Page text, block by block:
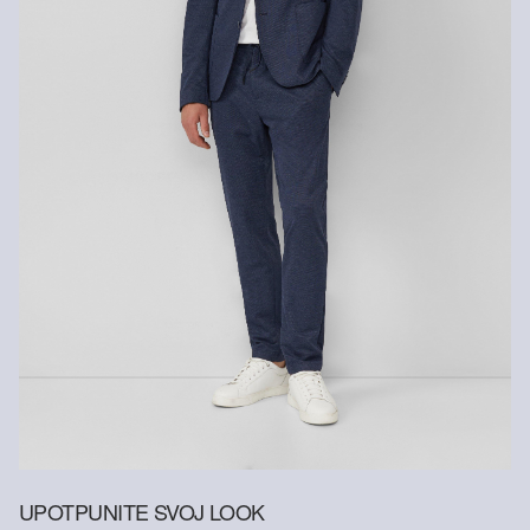
Reciklirana vlakna
Kako bismo dali doprinos načelu kružnog gospodarstva u
proizvodnji tekstila, u našim proizvodima sve češće primjenjujemo
materijale od recikliranih vlakana.
Sadrži reciklirani poliester: Ovaj proizvod sadrži reciklirani poliester
koji je proizveden od reciklirane plastike, kao što su PET boce ili
reciklirana vlakna dobivena od rabljene odjeće.
UPOTPUNITE SVOJ LOOK